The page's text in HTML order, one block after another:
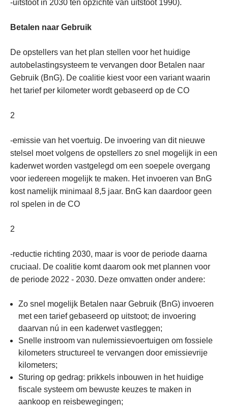
-uitstoot in 2030 ten opzichte van uitstoot 1990).
Betalen naar Gebruik
De opstellers van het plan stellen voor het huidige
autobelastingsysteem te vervangen door Betalen naar
Gebruik (BnG). De coalitie kiest voor een variant waarin
het tarief per kilometer wordt gebaseerd op de CO
2
-emissie van het voertuig. De invoering van dit nieuwe
stelsel moet volgens de opstellers zo snel mogelijk in een
kaderwet worden vastgelegd om een soepele overgang
voor iedereen mogelijk te maken. Het invoeren van BnG
kost namelijk minimaal 8,5 jaar. BnG kan daardoor geen
rol spelen in de CO
2
-reductie richting 2030, maar is voor de periode daarna
cruciaal. De coalitie komt daarom ook met plannen voor
de periode 2022 - 2030. Deze omvatten onder andere:
Zo snel mogelijk Betalen naar Gebruik (BnG) invoeren
met een tarief gebaseerd op uitstoot; de invoering
daarvan nú in een kaderwet vastleggen;
Snelle instroom van nulemissievoertuigen om fossiele
kilometers structureel te vervangen door emissievrije
kilometers;
Sturing op gedrag: prikkels inbouwen in het huidige
fiscale systeem om bewuste keuzes te maken in
aankoop en reisbewegingen;